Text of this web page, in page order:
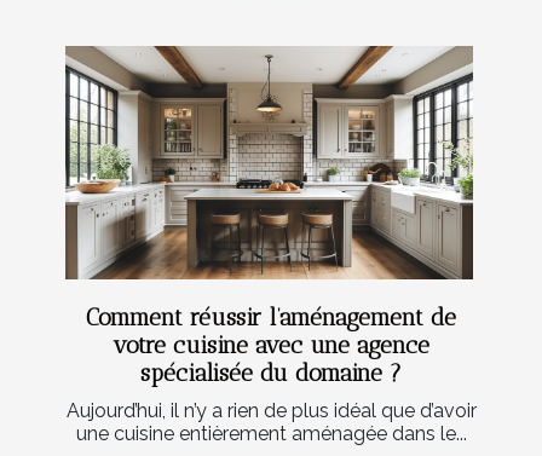
Comment réussir l’aménagement de
votre cuisine avec une agence
spécialisée du domaine ?
Aujourd’hui, il n’y a rien de plus idéal que d’avoir
une cuisine entièrement aménagée dans le...